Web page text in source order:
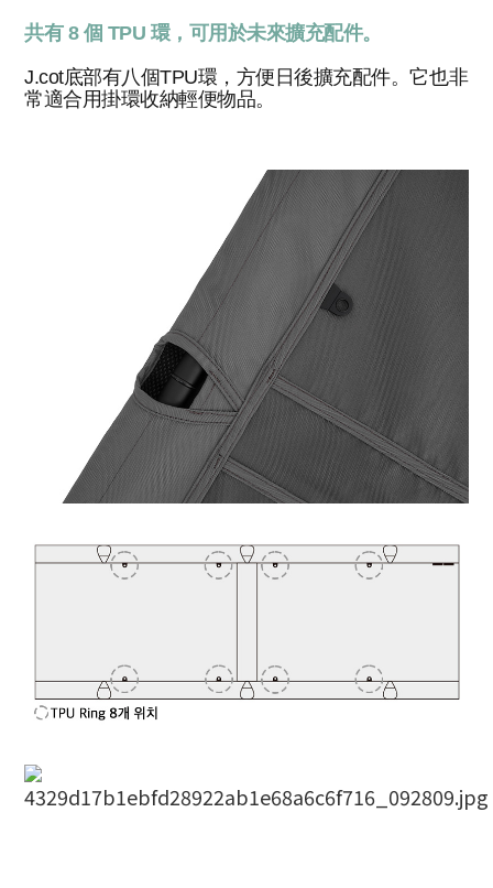
共有 8 個 TPU 環，可用於未來擴充配件。
J.cot底部有八個TPU環，方便日後擴充配件。它也非
常適合用掛環收納輕便物品。